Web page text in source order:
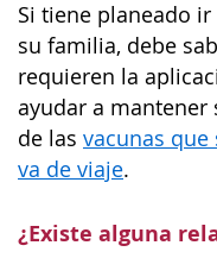
Si tiene planeado
su familia, debe
requieren la
ayudar a mantener
de las vacunas que
va de viaje.
¿Existe alguna